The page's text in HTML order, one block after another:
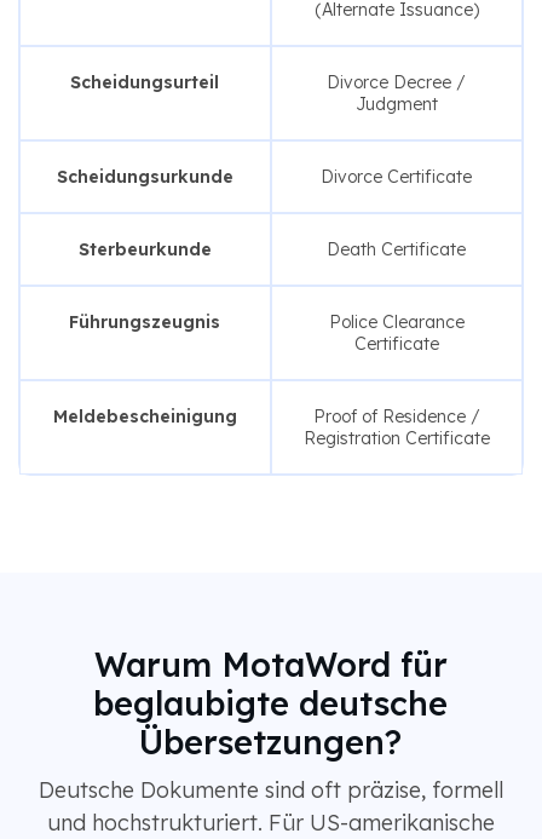
(Alternate Issuance)
Scheidungsurteil
Divorce Decree /
Judgment
Scheidungsurkunde Divorce Certificate
Sterbeurkunde Death Certificate
Führungszeugnis
Police Clearance
Certificate
Meldebescheinigung
Proof of Residence /
Registration Certificate
Warum MotaWord für
beglaubigte deutsche
Übersetzungen?
Deutsche Dokumente sind oft präzise, ​​formell
und hochstrukturiert. Für US-amerikanische